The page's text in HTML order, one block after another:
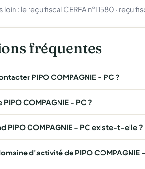
loin : le reçu fiscal CERFA n°11580 · reçu
fréquentes
PIPO COMPAGNIE - PC ?
PIPO COMPAGNIE - PC ?
PIPO COMPAGNIE - PC existe-t-elle ?
d'activité de PIPO COMPAGNIE